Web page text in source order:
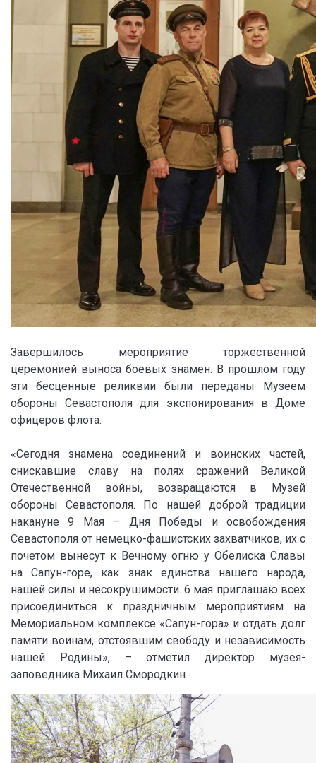
Завершилось мероприятие торжественной
церемонией выноса боевых знамен. В прошлом году
эти бесценные реликвии были переданы Музеем
обороны Севастополя для экспонирования в Доме
офицеров флота.
«Сегодня знамена соединений и воинских частей,
снискавшие славу на полях сражений Великой
Отечественной войны, возвращаются в Музей
обороны Севастополя. По нашей доброй традиции
накануне 9 Мая – Дня Победы и освобождения
Севастополя от немецко-фашистских захватчиков, их с
почетом вынесут к Вечному огню у Обелиска Славы
на Сапун-горе, как знак единства нашего народа,
нашей силы и несокрушимости. 6 мая приглашаю всех
присоединиться к праздничным мероприятиям на
Мемориальном комплексе «Сапун-гора» и отдать долг
памяти воинам, отстоявшим свободу и независимость
нашей Родины», – отметил директор музея-
заповедника Михаил Смородкин.